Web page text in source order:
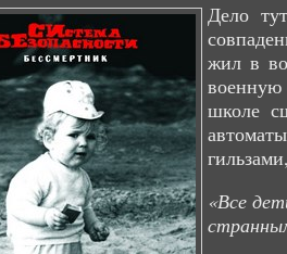
Дело
жил в
военную
школе
«Все